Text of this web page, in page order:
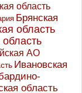
область
Брянская
область
АО
Ивановская
область